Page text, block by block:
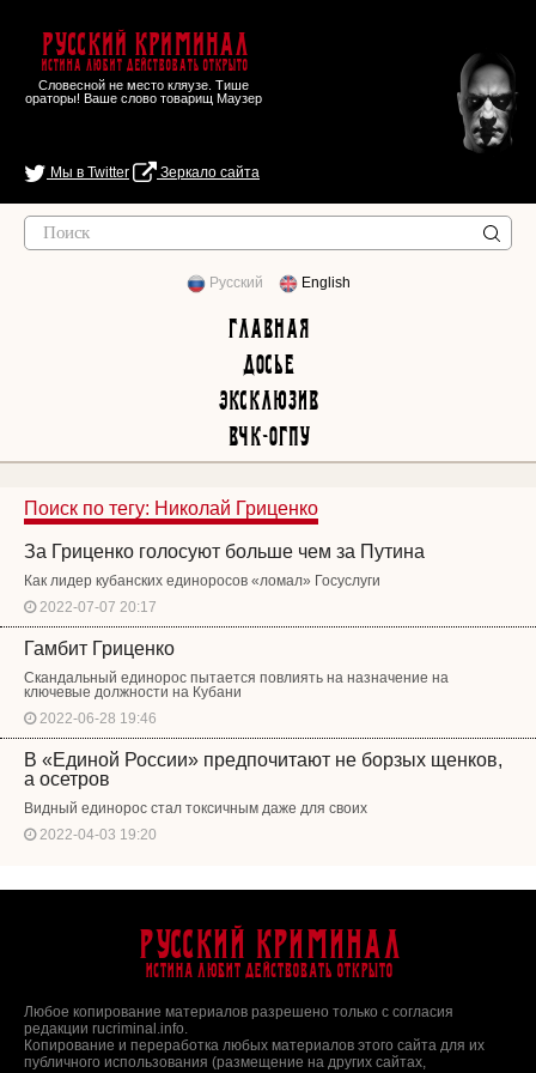
Русский Криминал
Истина любит действовать открыто
Словесной не место кляузе. Тише
ораторы! Ваше слово товарищ Маузер
Мы в Twitter Зеркало сайта
Русский English
Главная
Досье
Эксклюзив
ВЧК-ОГПУ
Поиск по тегу: Николай Гриценко
За Гриценко голосуют больше чем за Путина
Как лидер кубанских единоросов «ломал» Госуслуги
2022-07-07 20:17
Гамбит Гриценко
Скандальный единорос пытается повлиять на назначение на
ключевые должности на Кубани
2022-06-28 19:46
В «Единой России» предпочитают не борзых щенков,
а осетров
Видный единорос стал токсичным даже для своих
2022-04-03 19:20
Русский Криминал
Истина любит действовать открыто
Любое копирование материалов разрешено только с согласия
редакции rucriminal.info.
Копирование и переработка любых материалов этого сайта для их
публичного использования (размещение на других сайтах,